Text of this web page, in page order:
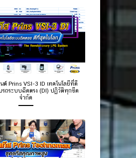
ต์ Prins VSI-3 ID เทคโนโลยีที่ดี
รถระบบฉีดตรง (DI) ปฏิวัติทุกขีด
จำกัด